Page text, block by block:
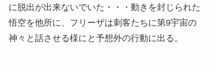
に脱出が出来ないでいた・・・動きを封じられた
悟空を他所に、フリーザは刺客たちに第9宇宙の
神々と話させる様にと予想外の行動に出る。